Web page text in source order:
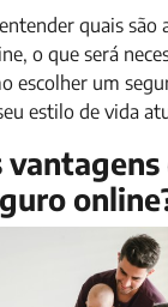
quais são
o que será
escolher um
estilo de vida
vantagens